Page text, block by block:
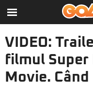
VIDEO:
filmul Super
Movie.